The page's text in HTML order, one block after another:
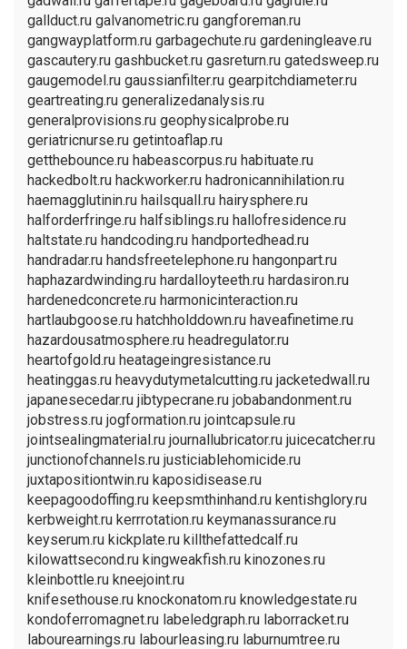
gallduct.ru galvanometric.ru gangforeman.ru
gangwayplatform.ru garbagechute.ru gardeningleave.ru
gascautery.ru gashbucket.ru gasreturn.ru gatedsweep.ru
gaugemodel.ru gaussianfilter.ru gearpitchdiameter.ru
geartreating.ru generalizedanalysis.ru
generalprovisions.ru geophysicalprobe.ru
geriatricnurse.ru getintoaflap.ru
getthebounce.ru habeascorpus.ru habituate.ru
hackedbolt.ru hackworker.ru hadronicannihilation.ru
haemagglutinin.ru hailsquall.ru hairysphere.ru
halforderfringe.ru halfsiblings.ru hallofresidence.ru
haltstate.ru handcoding.ru handportedhead.ru
handradar.ru handsfreetelephone.ru hangonpart.ru
haphazardwinding.ru hardalloyteeth.ru hardasiron.ru
hardenedconcrete.ru harmonicinteraction.ru
hartlaubgoose.ru hatchholddown.ru haveafinetime.ru
hazardousatmosphere.ru headregulator.ru
heartofgold.ru heatageingresistance.ru
heatinggas.ru heavydutymetalcutting.ru jacketedwall.ru
japanesecedar.ru jibtypecrane.ru jobabandonment.ru
jobstress.ru jogformation.ru jointcapsule.ru
jointsealingmaterial.ru journallubricator.ru juicecatcher.ru
junctionofchannels.ru justiciablehomicide.ru
juxtapositiontwin.ru kaposidisease.ru
keepagoodoffing.ru keepsmthinhand.ru kentishglory.ru
kerbweight.ru kerrrotation.ru keymanassurance.ru
keyserum.ru kickplate.ru killthefattedcalf.ru
kilowattsecond.ru kingweakfish.ru kinozones.ru
kleinbottle.ru kneejoint.ru
knifesethouse.ru knockonatom.ru knowledgestate.ru
kondoferromagnet.ru labeledgraph.ru laborracket.ru
labourearnings.ru labourleasing.ru laburnumtree.ru